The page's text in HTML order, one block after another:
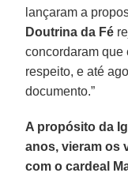
lançaram a
Doutrina da Fé
concordaram que
respeito, e até
documento.”
A propósito da
anos, vieram os
com o cardeal